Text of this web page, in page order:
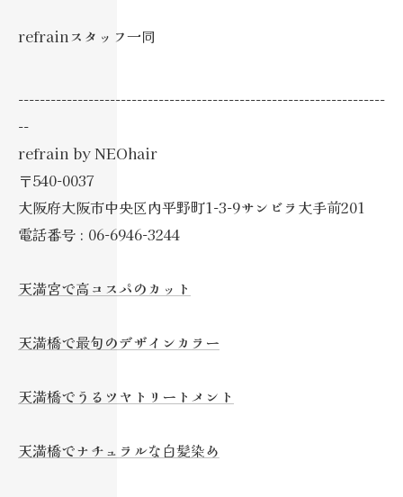
refrainスタッフ一同
--------------------------------------------------------------------
--
refrain by NEOhair
〒540-0037
大阪府大阪市中央区内平野町1-3-9サンビラ大手前201
電話番号 : 06-6946-3244
天満宮で高コスパのカット
天満橋で最旬のデザインカラー
天満橋でうるツヤトリートメント
天満橋でナチュラルな白髪染め